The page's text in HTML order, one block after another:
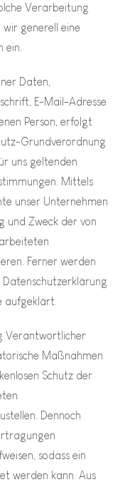
Verarbeitung
wir generell eine
ein.
Daten,
E-Mail-Adresse
Person, erfolgt
Grundverordnung
uns geltenden
Mittels
unser Unternehmen
und Zweck der von
Ferner werden
aufgeklärt.
Verantwortlicher
Maßnahmen
Schutz der
Dennoch
sodass ein
werden kann. Aus